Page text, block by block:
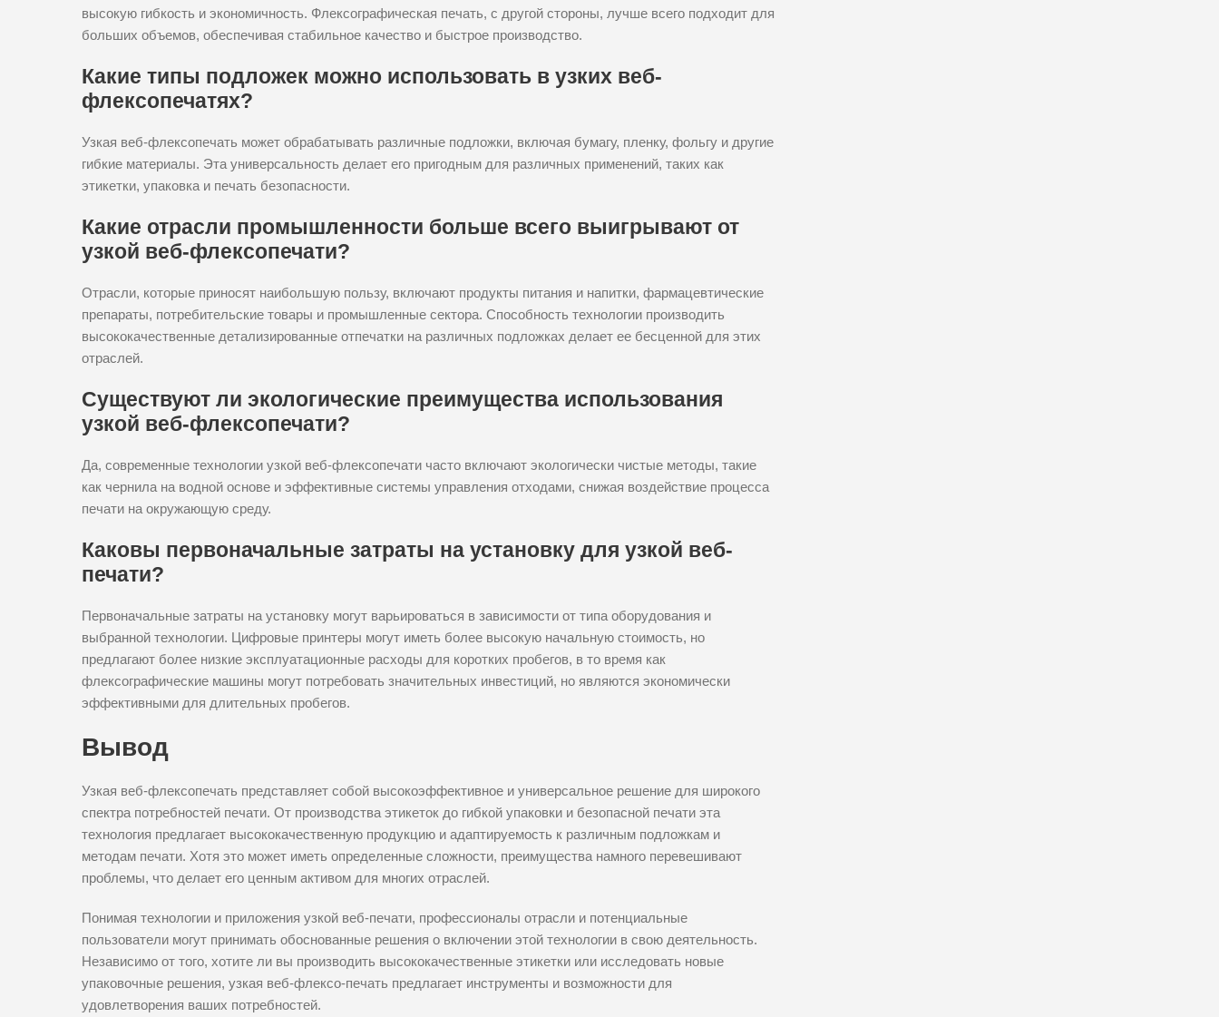
высокую гибкость и экономичность. Флексографическая печать, с другой стороны, лучше всего подходит для
больших объемов, обеспечивая стабильное качество и быстрое производство.
Какие типы подложек можно использовать в узких веб-
флексопечатях?
Узкая веб-флексопечать может обрабатывать различные подложки, включая бумагу, пленку, фольгу и другие
гибкие материалы. Эта универсальность делает его пригодным для различных применений, таких как
этикетки, упаковка и печать безопасности.
Какие отрасли промышленности больше всего выигрывают от
узкой веб-флексопечати?
Отрасли, которые приносят наибольшую пользу, включают продукты питания и напитки, фармацевтические
препараты, потребительские товары и промышленные сектора. Способность технологии производить
высококачественные детализированные отпечатки на различных подложках делает ее бесценной для этих
отраслей.
Существуют ли экологические преимущества использования
узкой веб-флексопечати?
Да, современные технологии узкой веб-флексопечати часто включают экологически чистые методы, такие
как чернила на водной основе и эффективные системы управления отходами, снижая воздействие процесса
печати на окружающую среду.
Каковы первоначальные затраты на установку для узкой веб-
печати?
Первоначальные затраты на установку могут варьироваться в зависимости от типа оборудования и
выбранной технологии. Цифровые принтеры могут иметь более высокую начальную стоимость, но
предлагают более низкие эксплуатационные расходы для коротких пробегов, в то время как
флексографические машины могут потребовать значительных инвестиций, но являются экономически
эффективными для длительных пробегов.
Вывод
Узкая веб-флексопечать представляет собой высокоэффективное и универсальное решение для широкого
спектра потребностей печати. От производства этикеток до гибкой упаковки и безопасной печати эта
технология предлагает высококачественную продукцию и адаптируемость к различным подложкам и
методам печати. Хотя это может иметь определенные сложности, преимущества намного перевешивают
проблемы, что делает его ценным активом для многих отраслей.
Понимая технологии и приложения узкой веб-печати, профессионалы отрасли и потенциальные
пользователи могут принимать обоснованные решения о включении этой технологии в свою деятельность.
Независимо от того, хотите ли вы производить высококачественные этикетки или исследовать новые
упаковочные решения, узкая веб-флексо-печать предлагает инструменты и возможности для
удовлетворения ваших потребностей.